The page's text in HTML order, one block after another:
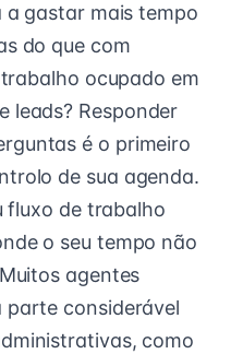
a gastar mais tempo
do que com
ocupado em
leads? Responder
é o primeiro
de sua agenda.
fluxo de trabalho
o seu tempo não
agentes
parte considerável
como